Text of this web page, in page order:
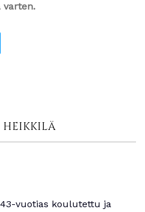
varten.
vuotias koulutettu ja